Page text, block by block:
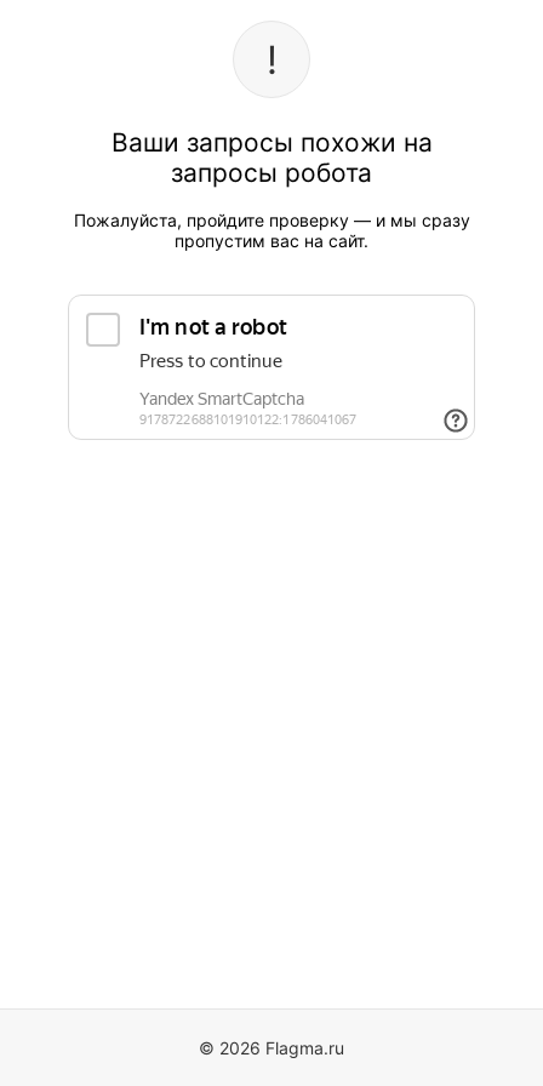
Ваши запросы похожи на
запросы робота
Пожалуйста, пройдите проверку — и мы сразу
пропустим вас на сайт.
© 2026 Flagma.ru